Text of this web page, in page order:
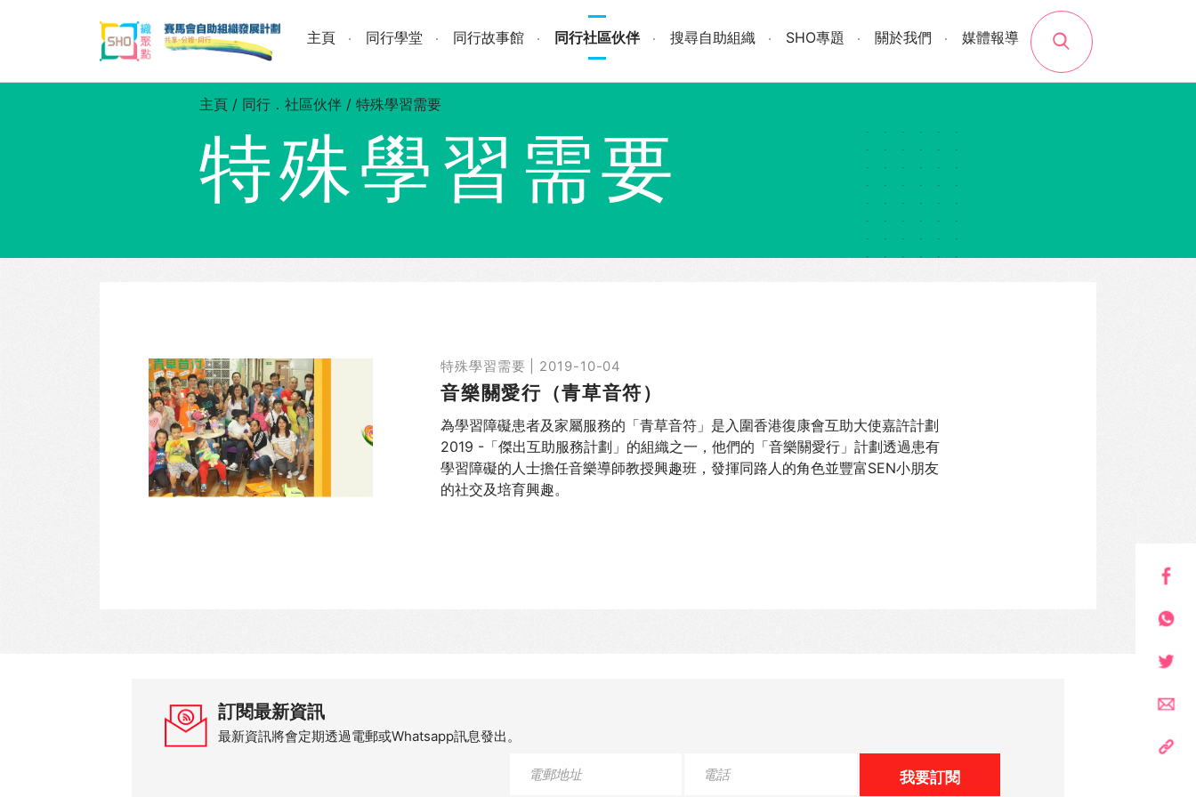
search
主頁
同行學堂 同行故事館 同行社區伙伴 搜尋自助組織 SHO專題 關於我們 媒體報導
主頁/ 同行．社區伙伴/ 特殊學習需要
特殊學習需要
特殊學習需要 | 2019-10-04
音樂關愛行（青草音符）
為學習障礙患者及家屬服務的「青草音符」是入圍香港復康會互助大使嘉許計劃
2019 -「傑出互助服務計劃」的組織之一，他們的「音樂關愛行」計劃透過患有
學習障礙的人士擔任音樂導師教授興趣班，發揮同路人的角色並豐富SEN小朋友
的社交及培育興趣。
訂閱最新資訊
最新資訊將會定期透過電郵或Whatsapp訊息發出。
我要訂閱